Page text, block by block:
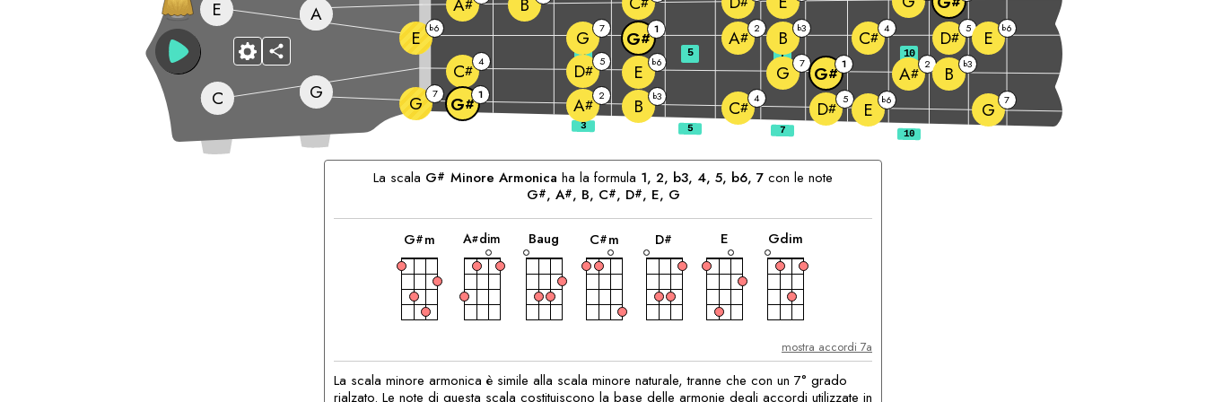
G G 7 G# 1 A# 2 B b3
C# 4 D# 5 E b6 G 7
C
C# 4 D# 5 E b6 G 7 G# 1 A# 2 B b3
E
E
b6 G 7 G# 1 A# 2 B b3 C# 4 D# 5 E b6
A #
3 5 7 10
La scala G# Minore Armonica ha la formula 1, 2, b3, 4, 5, b6, 7 con le note
G#, A#, B, C#, D#, E, G
Accordi
Corrispondenti:
G#m
accordo
A#dim
accordo
Baug
accordo
C#m
accordo
D#
accordo
E
accordo
Gdim
accordo
mostra accordi 7a
La scala minore armonica è simile alla scala minore naturale, tranne che con un 7° grado
rialzato. Le note di questa scala costituiscono la base delle armonie degli accordi utilizzate in